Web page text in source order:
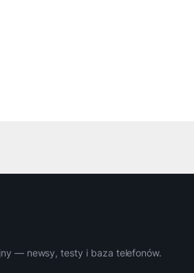
— newsy, testy i baza telefonów.